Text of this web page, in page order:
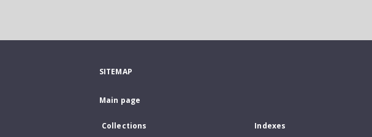
SITEMAP
Main page
Collections Indexes